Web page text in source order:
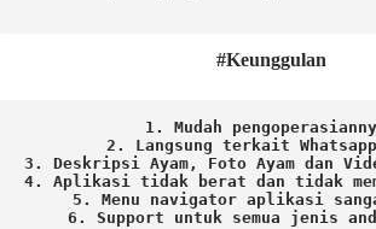
#Keunggulan
1. Mudah
2. Langsung terkait
3. Deskripsi Ayam, Foto Ayam dan
4. Aplikasi tidak berat dan tidak
5. Menu navigator aplikasi
6. Support untuk semua jenis